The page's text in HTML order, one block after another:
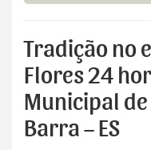
Tradição no
Flores 24
Municipal
Barra – ES